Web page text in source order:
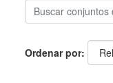
Ordenar por